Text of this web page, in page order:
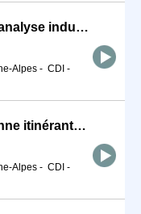
Technicien de maintenance en analyse industrielle (F/H)
Alpes - CDI -
Technicien itinérant / Technicienne itinérante de maintenance ind (H/F)
Alpes - CDI -